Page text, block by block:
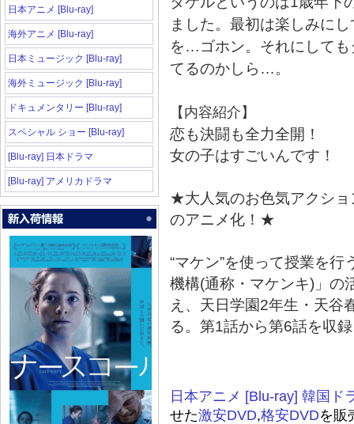
日本アニメ [Blu-ray]
海外アニメ [Blu-ray]
日本ミュージック [Blu-ray]
海外ミュージック [Blu-ray]
ドキュメンタリー [Blu-ray]
スペシャル ショー [Blu-ray]
[Blu-ray] 日本ドラマ
[Blu-ray] アメリカドラマ
ました。最初は楽しみに
を…ゴホン。それにしても
てるのかしら…。
【内容紹介】
恋も決闘も全力全開！
女の子はすごいんです！
★大人気のお色気アクショ
のアニメ化！★
“マケン”を使って授業を
機構(通称・マケンキ)」の
え、天日学園2年生・天谷
る。第1話から第6話を収
日本アニメ [Blu-ray] 韓国ド
せた激安DVD,格安DVDを販